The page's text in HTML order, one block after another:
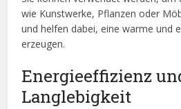
wie Kunstwerke, Pflanzen oder
und helfen dabei, eine warme und
erzeugen.
Energieeffizienz
Langlebigkeit